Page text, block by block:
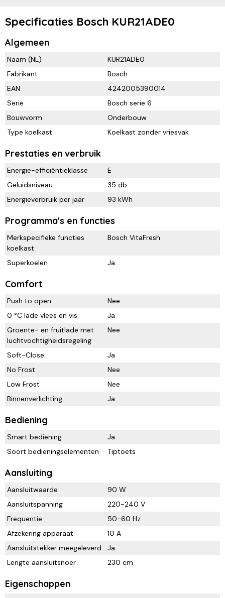
Specificaties Bosch KUR21ADE0
Algemeen
Naam (NL)
KUR21ADE0
Fabrikant
Bosch
EAN
4242005390014
Serie
Bosch serie 6
Bouwvorm
Onderbouw
Type koelkast
Koelkast zonder vriesvak
Prestaties en verbruik
Energie-efficiëntieklasse
E
Geluidsniveau
35 db
Energieverbruik per jaar
93 kWh
Programma's en functies
Merkspecifieke functies
koelkast
Bosch VitaFresh
Superkoelen Ja
Comfort
Push to open
Nee
0 °C lade vlees en vis
Ja
Groente- en fruitlade met
luchtvochtigheidsregeling
Nee
Soft-Close
Ja
No Frost
Nee
Low Frost
Nee
Binnenverlichting
Ja
Bediening
Smart bediening
Ja
Soort bedieningselementen
Tiptoets
Aansluiting
Aansluitwaarde
90 W
Aansluitspanning
220-240 V
Frequentie
50-60 Hz
Afzekering apparaat
10 A
Aansluitstekker meegeleverd
Ja
Lengte aansluitsnoer
230 cm
Eigenschappen